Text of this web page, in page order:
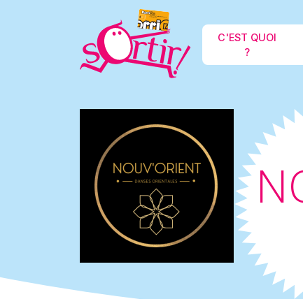
C'EST QUOI
?